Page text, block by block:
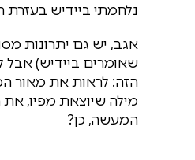
נלחמתי ביידיש בעזרת
אגב, יש גם יתרונות
שאומרים ביידיש) אבל
הזה: לראות את מאור
מילה שיוצאת מפיו,
המעשה, כן?